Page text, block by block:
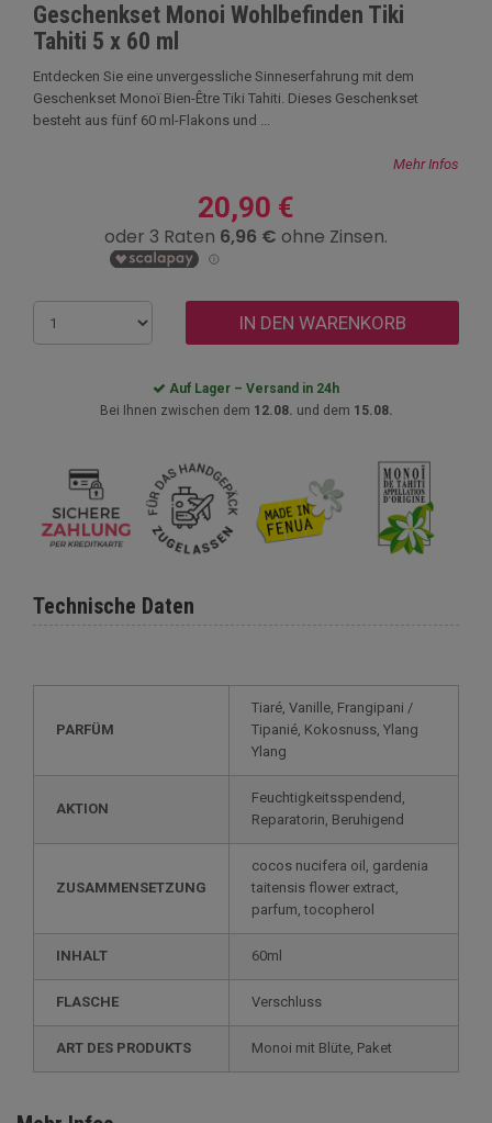
Geschenkset Monoi Wohlbefinden Tiki
Tahiti 5 x 60 ml
Entdecken Sie eine unvergessliche Sinneserfahrung mit dem
Geschenkset Monoï Bien-Être Tiki Tahiti. Dieses Geschenkset
besteht aus fünf 60 ml-Flakons und ...
Mehr Infos
20,90 €
IN DEN WARENKORB
Auf Lager – Versand in 24h
Bei Ihnen zwischen dem 12.08. und dem 15.08.
Technische Daten
PARFÜM
Tiaré, Vanille, Frangipani /
Tipanié, Kokosnuss, Ylang
Ylang
AKTION
Feuchtigkeitsspendend,
Reparatorin, Beruhigend
ZUSAMMENSETZUNG
cocos nucifera oil, gardenia
taitensis flower extract,
parfum, tocopherol
INHALT 60ml
FLASCHE Verschluss
ART DES PRODUKTS Monoi mit Blüte, Paket